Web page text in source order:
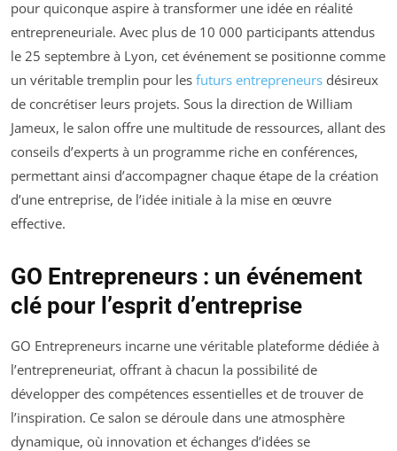
pour quiconque aspire à transformer une idée en réalité
entrepreneuriale. Avec plus de 10 000 participants attendus
le 25 septembre à Lyon, cet événement se positionne comme
un véritable tremplin pour les futurs entrepreneurs désireux
de concrétiser leurs projets. Sous la direction de William
Jameux, le salon offre une multitude de ressources, allant des
conseils d’experts à un programme riche en conférences,
permettant ainsi d’accompagner chaque étape de la création
d’une entreprise, de l’idée initiale à la mise en œuvre
effective.
GO Entrepreneurs : un événement
clé pour l’esprit d’entreprise
GO Entrepreneurs incarne une véritable plateforme dédiée à
l’entrepreneuriat, offrant à chacun la possibilité de
développer des compétences essentielles et de trouver de
l’inspiration. Ce salon se déroule dans une atmosphère
dynamique, où innovation et échanges d’idées se